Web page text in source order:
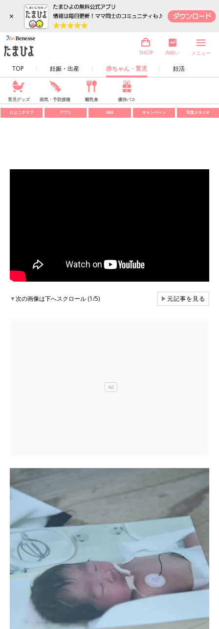
×
TOP 妊娠・出産 赤ちゃん・育児 妊活
SHOP 内祝い メニュー
育児グッズ 病気・予防接種 離乳食 優待パス
ひよこクラブ アプリ SNS キャンペーン 写真スタジオ
▼次の画像は下へスクロール (1/5) ▶元記事を見る